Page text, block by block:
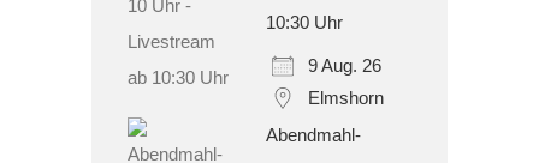
10:30 Uhr
9 Aug. 26
Elmshorn
Abendmahl-